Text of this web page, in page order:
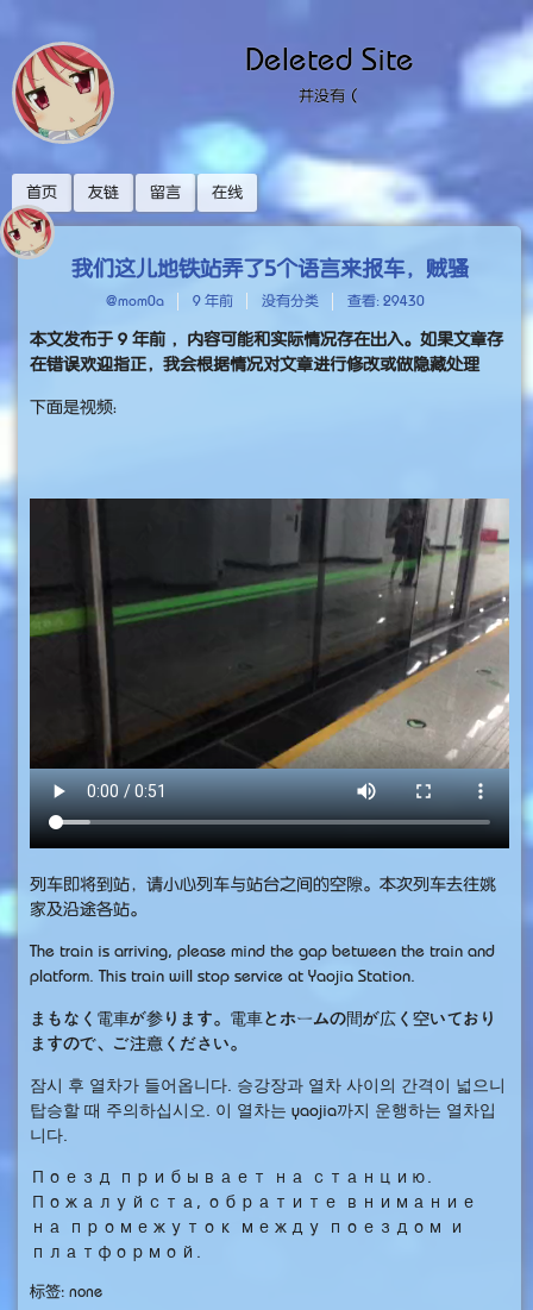
Deleted Site
并没有（
首页 友链 留言 在线
我们这儿地铁站弄了5个语言来报车，贼骚
@mom0a 9 年前 没有分类 查看: 29430
本文发布于 9 年前 ，内容可能和实际情况存在出入。如果文章存
在错误欢迎指正，我会根据情况对文章进行修改或做隐藏处理
下面是视频：
列车即将到站，请小心列车与站台之间的空隙。本次列车去往姚
家及沿途各站。
The train is arriving, please mind the gap between the train and
platform. This train will stop service at Yaojia Station.
まもなく電車が参ります。電車とホームの間が広く空いており
ますので、ご注意ください。
잠시 후 열차가 들어옵니다. 승강장과 열차 사이의 간격이 넓으니
탑승할 때 주의하십시오. 이 열차는 yaojia까지 운행하는 열차입
니다.
Поезд прибывает на станцию.
Пожалуйста, обратите внимание
на промежуток между поездом и
платформой.
标签: none